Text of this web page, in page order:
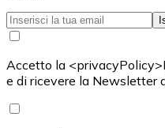
Accetto la
e di ricevere la Newsletter